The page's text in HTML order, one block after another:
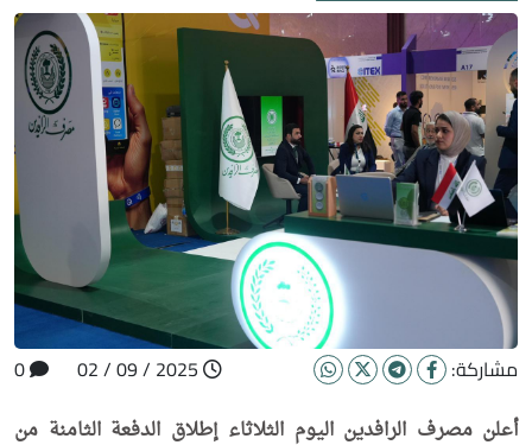
مشاركة:
أعلن مصرف الرافدين اليوم الثلاثاء إطلاق الدفعة الثامنة من